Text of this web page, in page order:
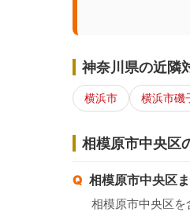
神奈川県の近隣
横浜市 横浜市磯
相模原市中央区
相模原市中央区
相模原市中央区を